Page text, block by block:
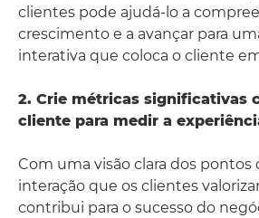
clientes pode ajudá-lo a
crescimento e a avançar para
interativa que coloca o cliente
2. Crie métricas significativas
cliente para medir a
Com uma visão clara dos
interação que os clientes
contribui para o sucesso do